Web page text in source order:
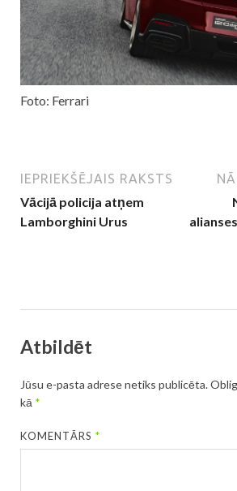
Foto: Ferrari
IEPRIEKŠĒJAIS RAKSTS
Vācijā policija atņem
Lamborghini Urus
Atbildēt
Jūsu e-pasta adrese netiks publicēta.
kā *
KOMENTĀRS*